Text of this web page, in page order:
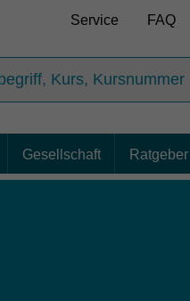
Service FAQ
Gesellschaft Ratgeber